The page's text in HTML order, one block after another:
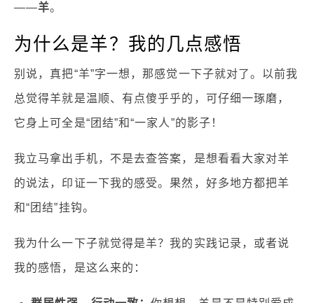
——羊。
为什么是羊？我的几点感悟
别说，真把“羊”字一想，那感觉一下子就对了。以前我
总觉得羊就是温顺、有点傻乎乎的，可仔细一琢磨，
它身上可全是“团结”和“一家人”的影子！
我立马拿出手机，不是去查答案，是想看看大家对羊
的说法，印证一下我的感受。果然，好多地方都把羊
和“团结”挂钩。
我为什么一下子就觉得是羊？我的实践记录，或者说
我的感悟，是这么来的：